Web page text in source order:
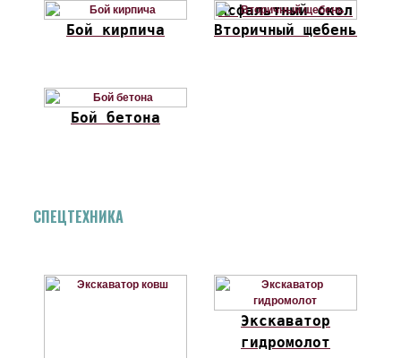
Асфальтный скол
Бой кирпича
Вторичный щебень
Бой бетона
СПЕЦТЕХНИКА
Экскаватор
гидромолот